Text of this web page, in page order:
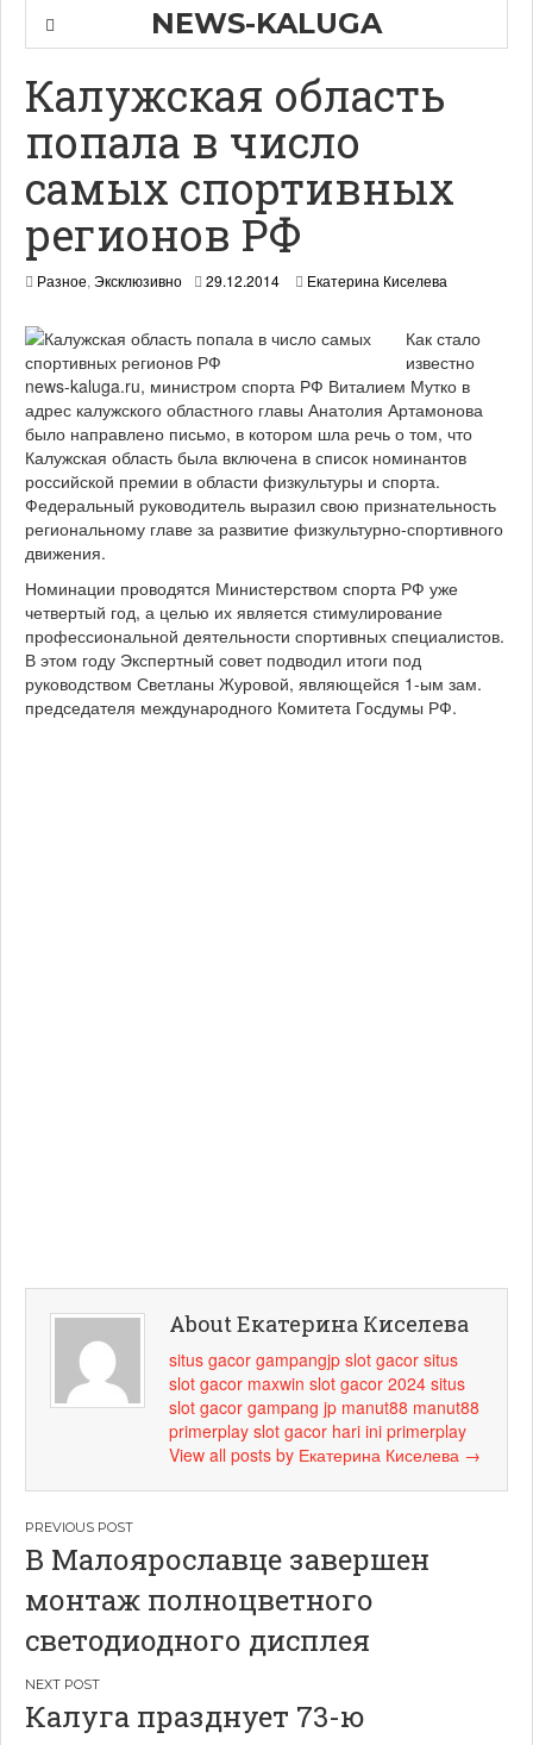
NEWS-KALUGA
Калужская область
попала в число
самых спортивных
регионов РФ
Разное, Эксклюзивно 29.12.20142
1
.
0
1
4
Екатерина Киселева
Как стало
известно
news-kaluga.ru, министром спорта РФ Виталием Мутко в
адрес калужского областного главы Анатолия Артамонова
было направлено письмо, в котором шла речь о том, что
Калужская область была включена в список номинантов
российской премии в области физкультуры и спорта.
Федеральный руководитель выразил свою признательность
региональному главе за развитие физкультурно-спортивного
движения.
Номинации проводятся Министерством спорта РФ уже
четвертый год, а целью их является стимулирование
профессиональной деятельности спортивных специалистов.
В этом году Экспертный совет подводил итоги под
руководством Светланы Журовой, являющейся 1-ым зам.
председателя международного Комитета Госдумы РФ.
About Екатерина Киселева
situs gacor gampangjp slot gacor situs
slot gacor maxwin slot gacor 2024 situs
slot gacor gampang jp manut88 manut88
primerplay slot gacor hari ini primerplay
View all posts by Екатерина Киселева →
Навигация
по
записям
В Малоярославце завершен
монтаж полноцветного
светодиодного дисплея
Калуга празднует 73-ю